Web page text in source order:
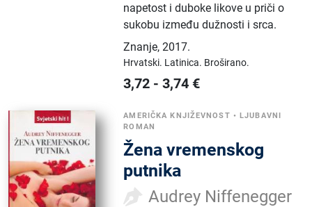
napetost i duboke likove u priči o
sukobu između dužnosti i srca.
Znanje,2017.
Hrvatski. Latinica. Broširano.
3,72 -3,74 €
AMERIČKA KNJIŽEVNOST •LJUBAVNI
ROMAN
Žena vremenskog
putnika
Audrey Niffenegger